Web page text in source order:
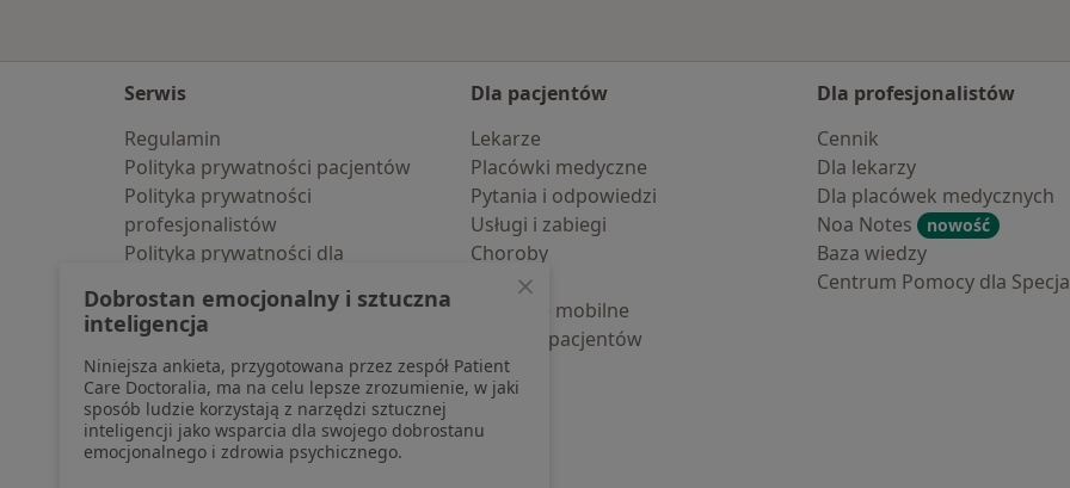
Serwis
Regulamin
Polityka prywatności pacjentów
Polityka prywatności
profesjonalistów
Polityka prywatności dla
pozyskaliśmy samodzielnie
Polityka cookies
Jak działają wyniki wyszukiwania
Dostępność
O nas
Praca Rekrutujemy!
Dla pacjentów
Lekarze
Placówki medyczne
Pytania i odpowiedzi
Usługi i zabiegi
Choroby
Pomoc
Aplikacje mobilne
Blog dla pacjentów
Dla profesjonalistów
Cennik
Dla lekarzy
Dla placówek medycznych
Noa Notes
nowość
Baza wiedzy
Centrum Pomocy dla
Dobrostan emocjonalny i sztuczna
inteligencja
Niniejsza ankieta, przygotowana przez zespół Patient
Care Doctoralia, ma na celu lepsze zrozumienie, w jaki
sposób ludzie korzystają z narzędzi sztucznej
inteligencji jako wsparcia dla swojego dobrostanu
emocjonalnego i zdrowia psychicznego.